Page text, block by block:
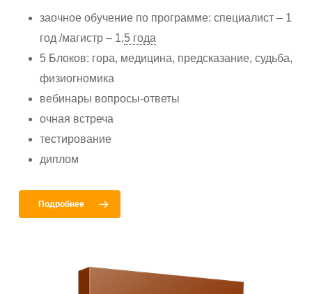
заочное обучение по программе: специалист – 1
год /магистр – 1,5 года
5 Блоков: гора, медицина, предсказание, судьба,
физиогномика
вебинары вопросы-ответы
очная встреча
тестирование
диплом
Подробнее